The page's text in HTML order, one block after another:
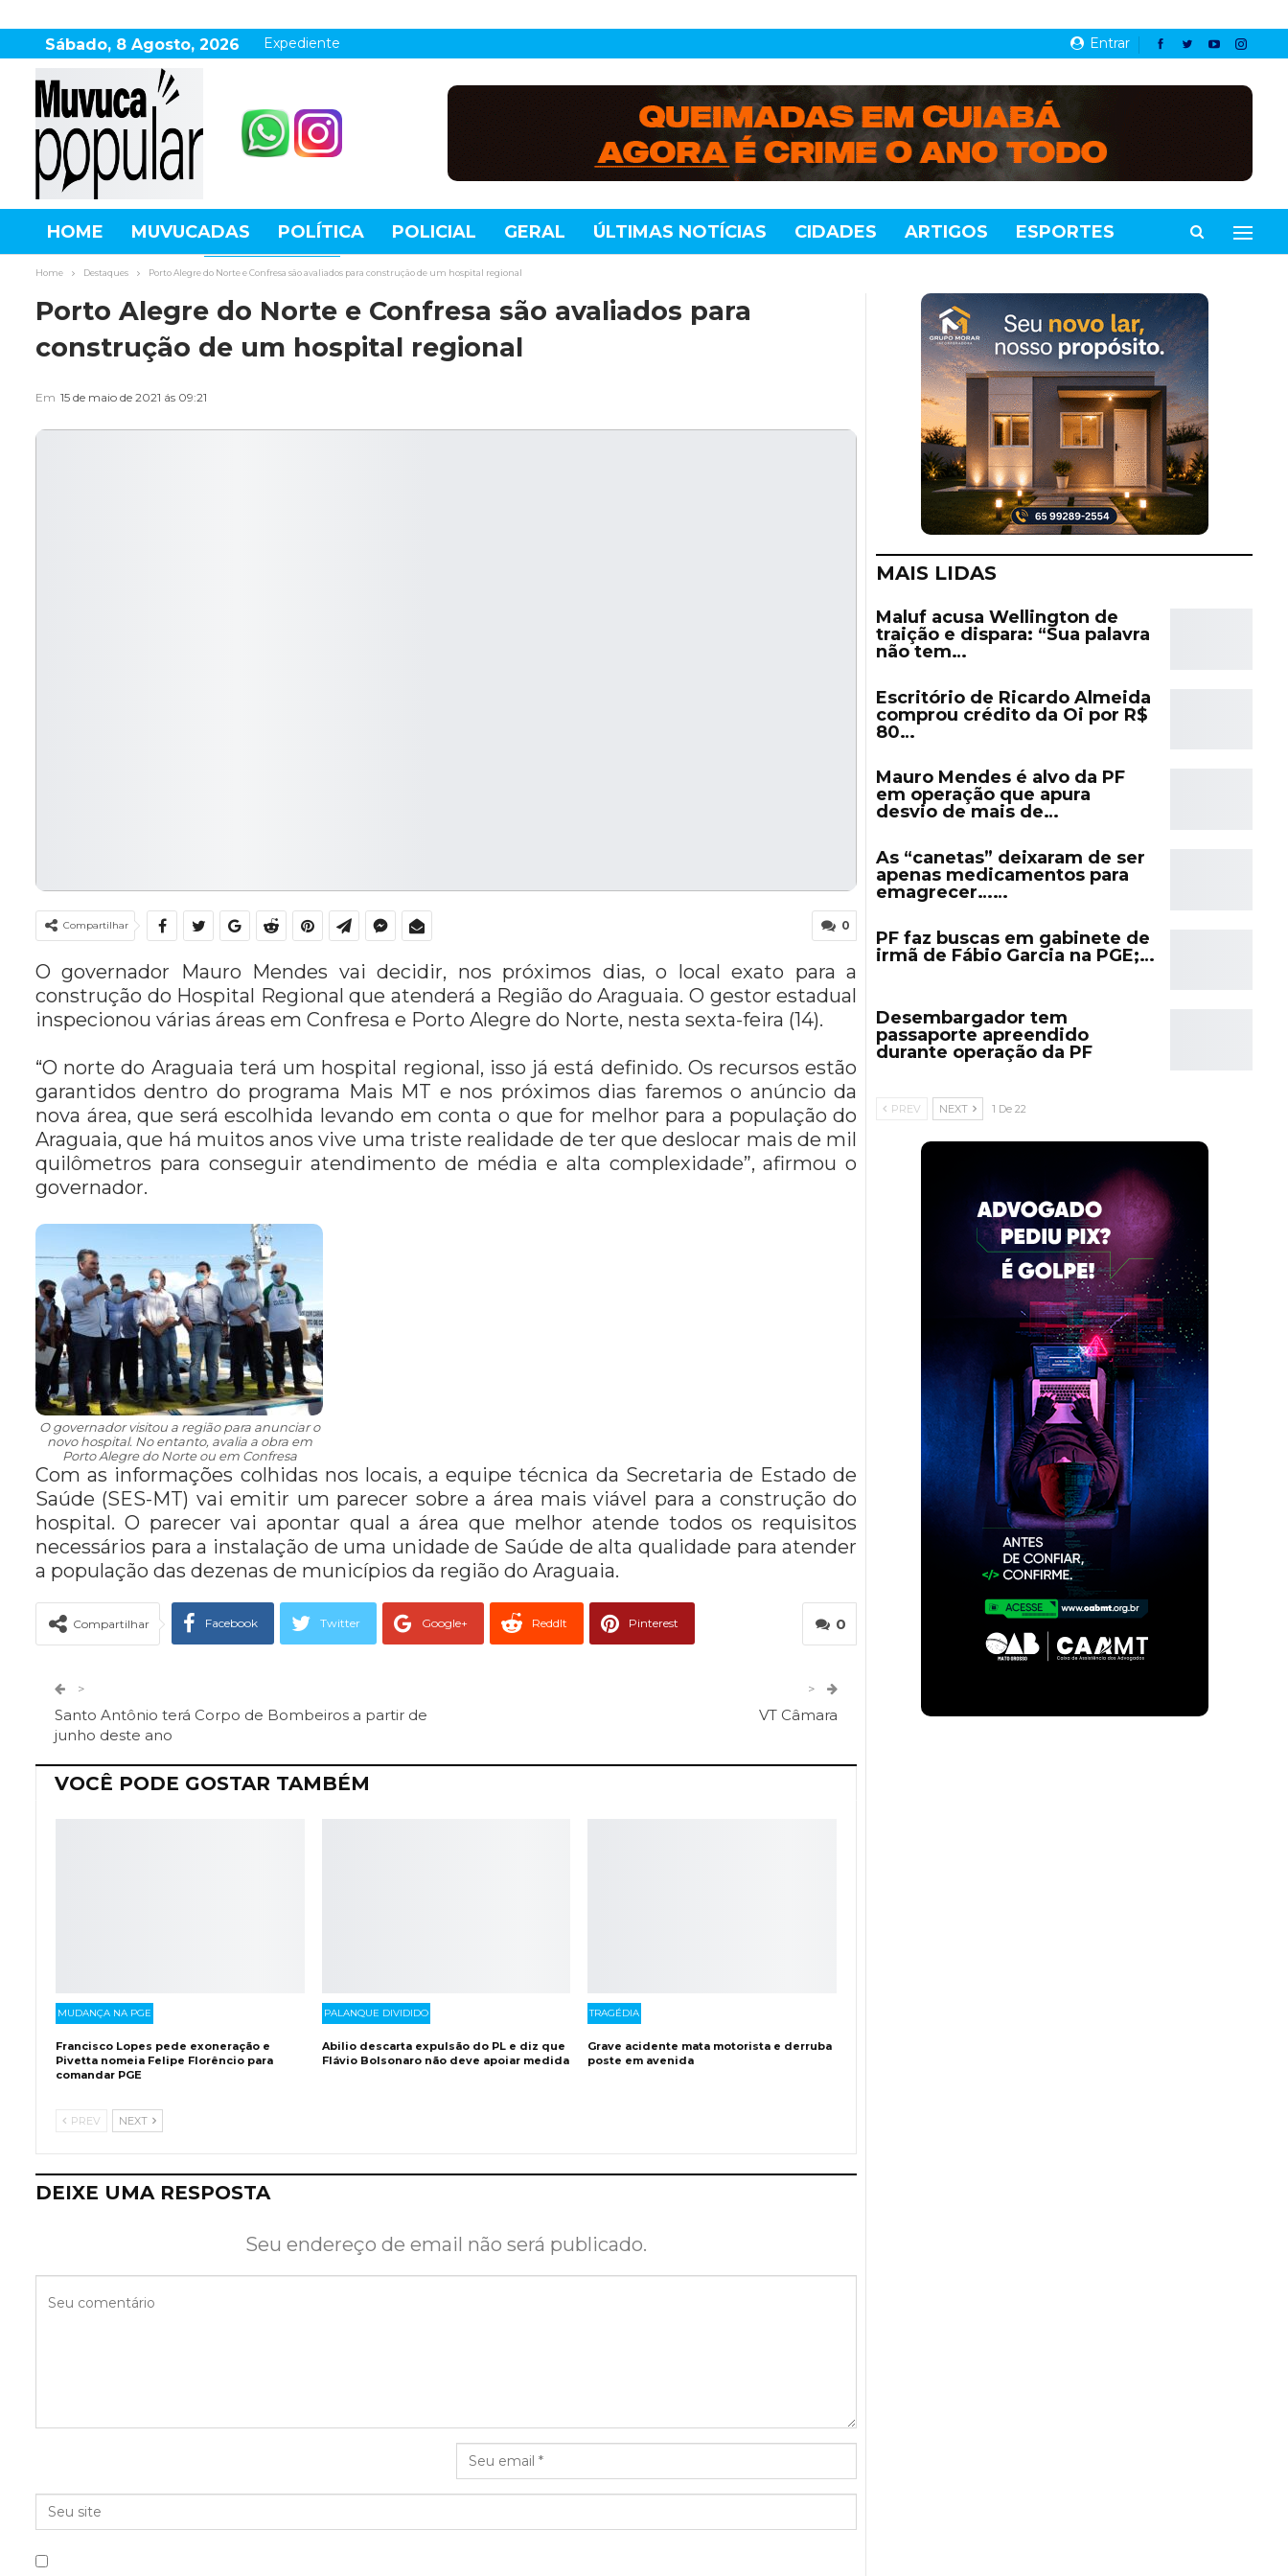
Entrar
Sábado, 8 Agosto, 2026 Expediente
HOME MUVUCADAS POLÍTICA POLICIAL GERAL ÚLTIMAS NOTÍCIAS CIDADES ARTIGOS ESPORTES
AGRONEGÓCIO DESTAQUES ESPORTE MUNDO
Home Destaques Porto Alegre do Norte e Confresa são avaliados para construção de um hospital regional
Porto Alegre do Norte e Confresa são avaliados para
construção de um hospital regional
Em 15 de maio de 2021 ás 09:21
0
Compartilhar
O governador Mauro Mendes vai decidir, nos próximos dias, o local exato para a
construção do Hospital Regional que atenderá a Região do Araguaia. O gestor estadual
inspecionou várias áreas em Confresa e Porto Alegre do Norte, nesta sexta-feira (14).
“O norte do Araguaia terá um hospital regional, isso já está definido. Os recursos estão
garantidos dentro do programa Mais MT e nos próximos dias faremos o anúncio da
nova área, que será escolhida levando em conta o que for melhor para a população do
Araguaia, que há muitos anos vive uma triste realidade de ter que deslocar mais de mil
quilômetros para conseguir atendimento de média e alta complexidade”, afirmou o
governador.
O governador visitou a região para anunciar o
novo hospital. No entanto, avalia a obra em
Porto Alegre do Norte ou em Confresa
Com as informações colhidas nos locais, a equipe técnica da Secretaria de Estado de
Saúde (SES-MT) vai emitir um parecer sobre a área mais viável para a construção do
hospital. O parecer vai apontar qual a área que melhor atende todos os requisitos
necessários para a instalação de uma unidade de Saúde de alta qualidade para atender
a população das dezenas de municípios da região do Araguaia.
0
Compartilhar Facebook Twitter Google+ ReddIt Pinterest
>
Santo Antônio terá Corpo de Bombeiros a partir de
junho deste ano
>
VT Câmara
VOCÊ PODE GOSTAR TAMBÉM
MUDANÇA NA PGE
Francisco Lopes pede exoneração e
Pivetta nomeia Felipe Florêncio para
comandar PGE
PALANQUE DIVIDIDO
Abilio descarta expulsão do PL e diz que
Flávio Bolsonaro não deve apoiar medida
TRAGÉDIA
Grave acidente mata motorista e derruba
poste em avenida
PREV NEXT
DEIXE UMA RESPOSTA
Seu endereço de email não será publicado.
MAIS LIDAS
Maluf acusa Wellington de
traição e dispara: “Sua palavra
não tem…
Escritório de Ricardo Almeida
comprou crédito da Oi por R$
80…
Mauro Mendes é alvo da PF
em operação que apura
desvio de mais de…
As “canetas” deixaram de ser
apenas medicamentos para
emagrecer……
PF faz buscas em gabinete de
irmã de Fábio Garcia na PGE;…
Desembargador tem
passaporte apreendido
durante operação da PF
PREV NEXT 1 De 22